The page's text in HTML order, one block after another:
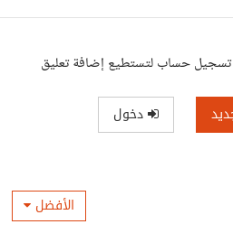
Designers and Developers.
حساب لتستطيع إضافة تعليق
دخول
الأفضل